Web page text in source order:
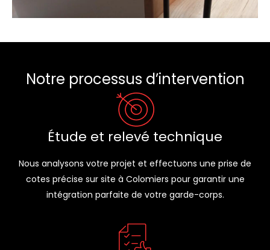
Notre processus d’intervention
Étude et relevé technique
Nous analysons votre projet et effectuons une prise de
cotes précise sur site à Colomiers pour garantir une
intégration parfaite de votre garde-corps.